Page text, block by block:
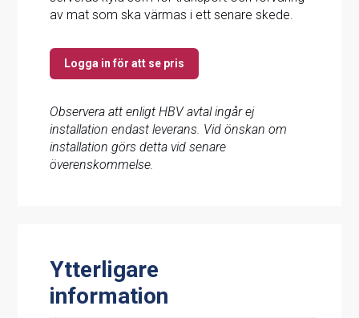
av mat som ska värmas i ett senare skede.
Logga in för att se pris
Observera att enligt HBV avtal ingår ej
installation endast leverans. Vid önskan om
installation görs detta vid senare
överenskommelse.
Ytterligare
information